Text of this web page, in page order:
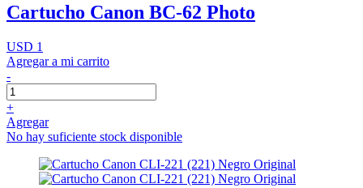
Cartucho Canon BC-62 Photo
USD 1
Agregar a mi carrito
-
+
Agregar
No hay suficiente stock disponible